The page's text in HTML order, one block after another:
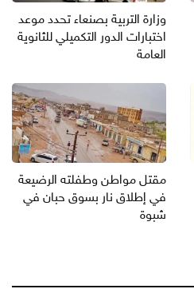
وزارة التربية بصنعاء تحدد موعد
اختبارات الدور التكميلي للثانوية
العامة
مقتل مواطن وطفلته الرضيعة
في إطلاق نار بسوق حبان في
شبوة